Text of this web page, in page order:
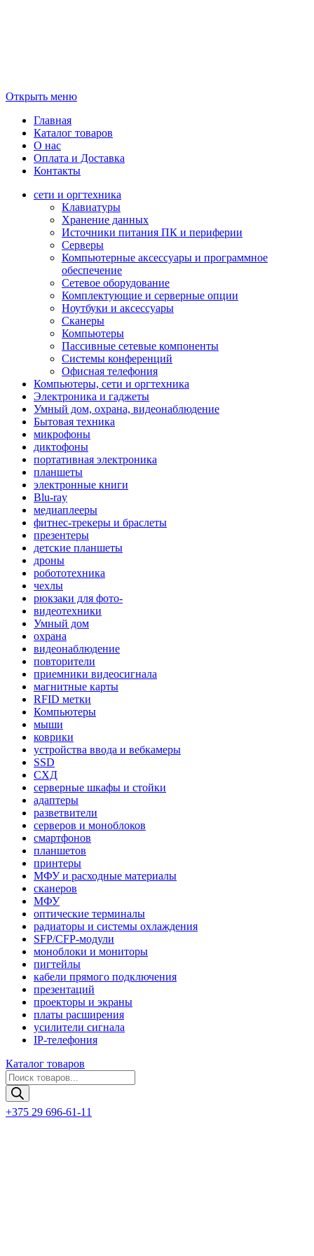
Открыть меню
Главная
Каталог товаров
О нас
Оплата и Доставка
Контакты
сети и оргтехника
Клавиатуры
Хранение данных
Источники питания ПК и периферии
Серверы
Компьютерные аксессуары и программное
обеспечение
Сетевое оборудование
Комплектующие и серверные опции
Ноутбуки и аксессуары
Сканеры
Компьютеры
Пассивные сетевые компоненты
Системы конференций
Офисная телефония
Компьютеры, сети и оргтехника
Электроника и гаджеты
Умный дом, охрана, видеонаблюдение
Бытовая техника
микрофоны
диктофоны
портативная электроника
планшеты
электронные книги
Blu-ray
медиаплееры
фитнес-трекеры и браслеты
презентеры
детские планшеты
дроны
робототехника
чехлы
рюкзаки для фото-
видеотехники
Умный дом
охрана
видеонаблюдение
повторители
приемники видеосигнала
магнитные карты
RFID метки
Компьютеры
мыши
коврики
устройства ввода и вебкамеры
SSD
СХД
серверные шкафы и стойки
адаптеры
разветвители
серверов и моноблоков
смартфонов
планшетов
принтеры
МФУ и расходные материалы
сканеров
МФУ
оптические терминалы
радиаторы и системы охлаждения
SFP/CFP-модули
моноблоки и мониторы
пигтейлы
кабели прямого подключения
презентаций
проекторы и экраны
платы расширения
усилители сигнала
IP-телефония
Каталог товаров
Поиск
товаров
+375 29 696-61-11